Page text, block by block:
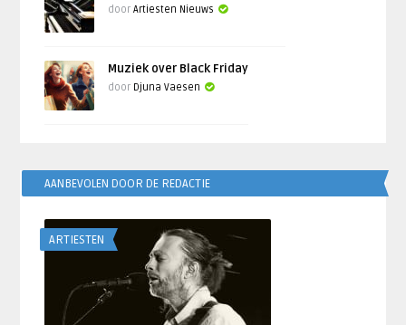
doorArtiesten Nieuws
Muziek over Black Friday
door Djuna Vaesen
AANBEVOLEN DOOR DE REDACTIE
ARTIESTEN